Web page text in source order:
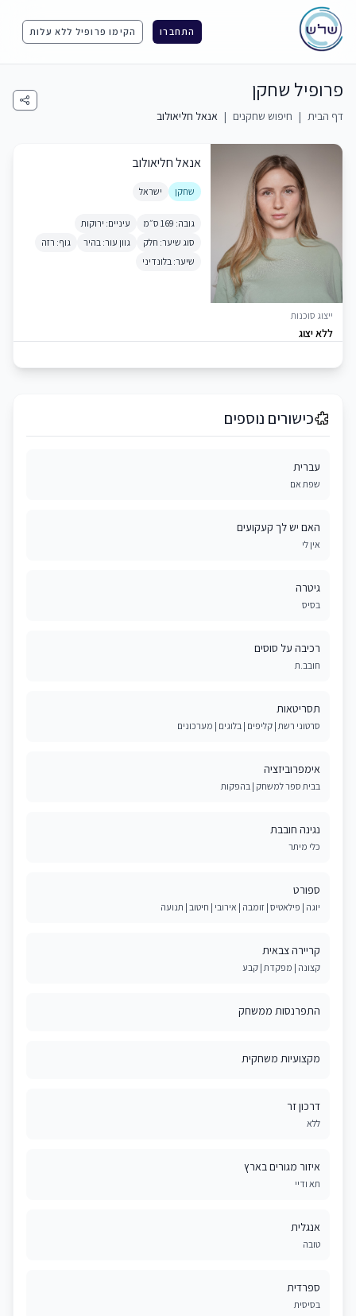
התחברו הקימו פרופיל ללא עלות
פרופיל שחקן
דף הבית | חיפוש שחקנים | אנאל חליאולוב
ייצוג סוכנות
ללא יצוג
אנאל חליאולוב
שחקן ישראל
גובה: 169 ס״מ
עיניים: ירוקות
סוג שיער: חלק
גוון עור: בהיר
גוף: רזה
שיער: בלונדיני
כישורים נוספים
עברית
שפת אם
האם יש לך קעקועים
אין לי
גיטרה
בסיס
רכיבה על סוסים
חובב.ת
תסריטאות
סרטוני רשת | קליפים | בלוגים | מערכונים
אימפרוביזציה
בבית ספר למשחק | בהפקות
נגינה חובבת
כלי מיתר
ספורט
יוגה | פילאטיס | זומבה | אירובי | חיטוב | תנועה
קריירה צבאית
קצונה | מפקדת | קבע
התפרנסות ממשחק
מקצועיות משחקית
דרכון זר
ללא
איזור מגורים בארץ
תא ודיי
אנגלית
טובה
ספרדית
בסיסית